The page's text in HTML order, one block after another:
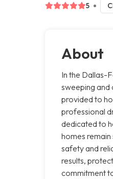
5
About
In the Dallas-
sweeping and
provided to
professional
dedicated to
homes
safety and
results,
commitment